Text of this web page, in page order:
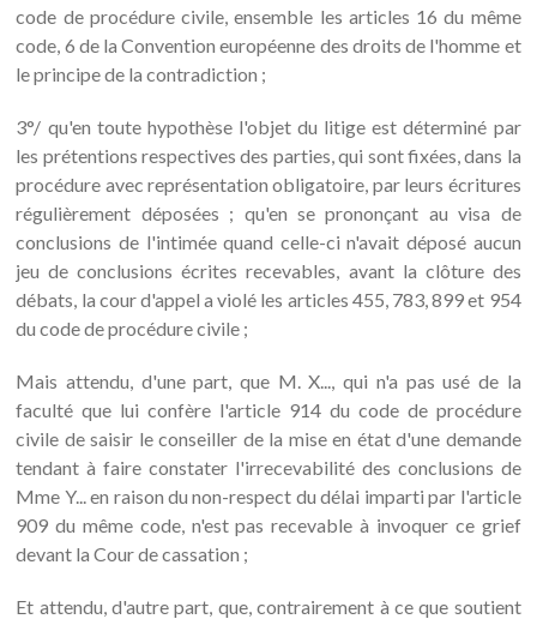
code de procédure civile, ensemble les articles 16 du même
code, 6 de la Convention européenne des droits de l'homme et
le principe de la contradiction ;
3°/ qu'en toute hypothèse l'objet du litige est déterminé par
les prétentions respectives des parties, qui sont fixées, dans la
procédure avec représentation obligatoire, par leurs écritures
régulièrement déposées ; qu'en se prononçant au visa de
conclusions de l'intimée quand celle-ci n'avait déposé aucun
jeu de conclusions écrites recevables, avant la clôture des
débats, la cour d'appel a violé les articles 455, 783, 899 et 954
du code de procédure civile ;
Mais attendu, d'une part, que M. X..., qui n'a pas usé de la
faculté que lui confère l'article 914 du code de procédure
civile de saisir le conseiller de la mise en état d'une demande
tendant à faire constater l'irrecevabilité des conclusions de
Mme Y... en raison du non-respect du délai imparti par l'article
909 du même code, n'est pas recevable à invoquer ce grief
devant la Cour de cassation ;
Et attendu, d'autre part, que, contrairement à ce que soutient